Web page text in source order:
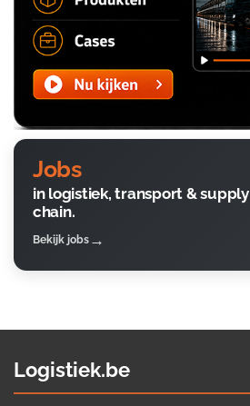
Jobs
in logistiek, transport & supply
chain.
Bekijk jobs
Logistiek.be